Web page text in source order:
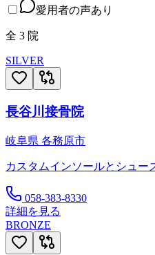
愛用者の声あり
全 3 院
SILVER
長谷川接骨院
岐阜県 各務原市
カスタムインソールとシュー
058-383-8330
詳細を見る
BRONZE